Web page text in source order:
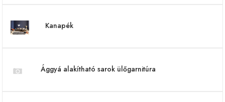
Kanapék
Ággyá alakítható sarok ülőgarnitúra